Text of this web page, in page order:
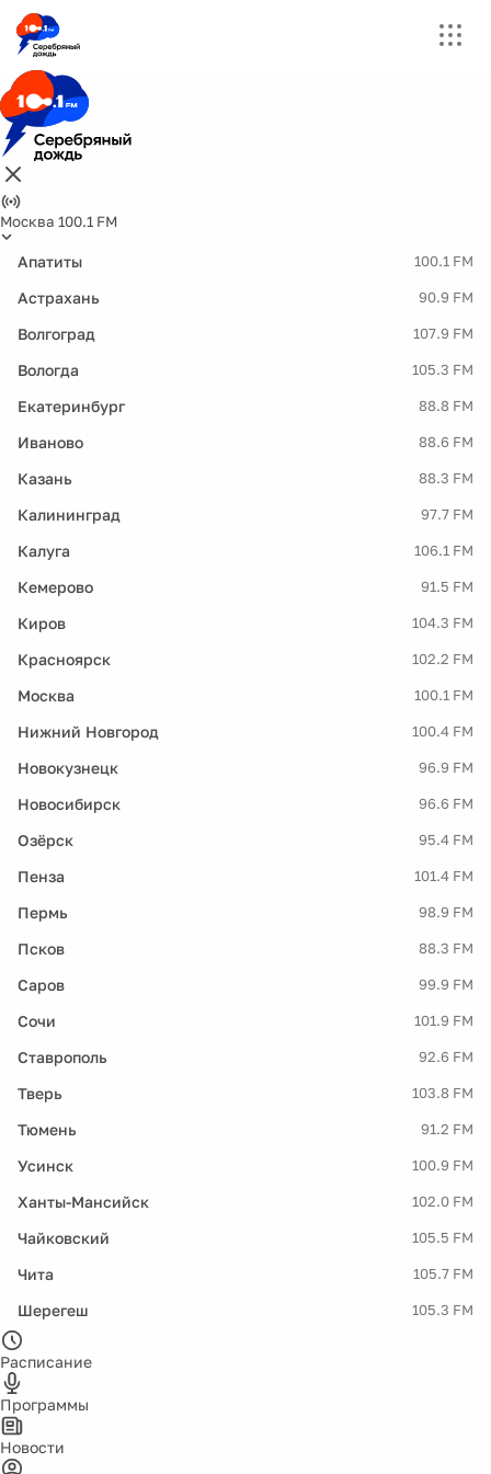
Москва 100.1 FM
Апатиты 100.1 FM
Астрахань 90.9 FM
Волгоград 107.9 FM
Вологда 105.3 FM
Екатеринбург 88.8 FM
Иваново 88.6 FM
Казань 88.3 FM
Калининград 97.7 FM
Калуга 106.1 FM
Кемерово 91.5 FM
Киров 104.3 FM
Красноярск 102.2 FM
Москва 100.1 FM
Нижний Новгород 100.4 FM
Новокузнецк 96.9 FM
Новосибирск 96.6 FM
Озёрск 95.4 FM
Пенза 101.4 FM
Пермь 98.9 FM
Псков 88.3 FM
Саров 99.9 FM
Сочи 101.9 FM
Ставрополь 92.6 FM
Тверь 103.8 FM
Тюмень 91.2 FM
Усинск 100.9 FM
Ханты-Мансийск 102.0 FM
Чайковский 105.5 FM
Чита 105.7 FM
Шерегеш 105.3 FM
Расписание
Программы
Новости